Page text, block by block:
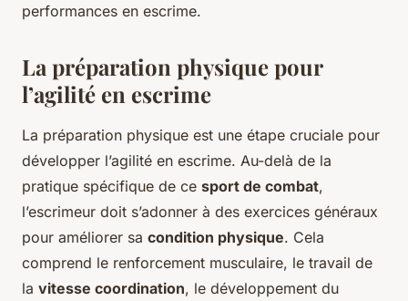
performances en escrime.
La préparation physique pour
l’agilité en escrime
La préparation physique est une étape cruciale pour
développer l’agilité en escrime. Au-delà de la
pratique spécifique de ce sport de combat,
l’escrimeur doit s’adonner à des exercices généraux
pour améliorer sa condition physique. Cela
comprend le renforcement musculaire, le travail de
la vitesse coordination, le développement du